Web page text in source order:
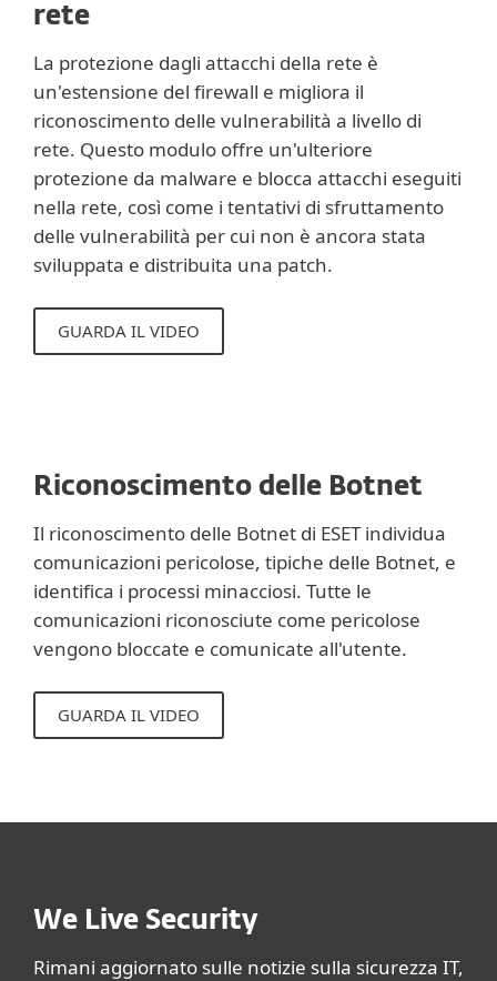
rete
La protezione dagli attacchi della rete è
un'estensione del firewall e migliora il
riconoscimento delle vulnerabilità a livello di
rete. Questo modulo offre un'ulteriore
protezione da malware e blocca attacchi eseguiti
nella rete, così come i tentativi di sfruttamento
delle vulnerabilità per cui non è ancora stata
sviluppata e distribuita una patch.
GUARDA IL VIDEO
Riconoscimento delle Botnet
Il riconoscimento delle Botnet di ESET individua
comunicazioni pericolose, tipiche delle Botnet, e
identifica i processi minacciosi. Tutte le
comunicazioni riconosciute come pericolose
vengono bloccate e comunicate all'utente.
GUARDA IL VIDEO
We Live Security
Rimani aggiornato sulle notizie sulla sicurezza IT,